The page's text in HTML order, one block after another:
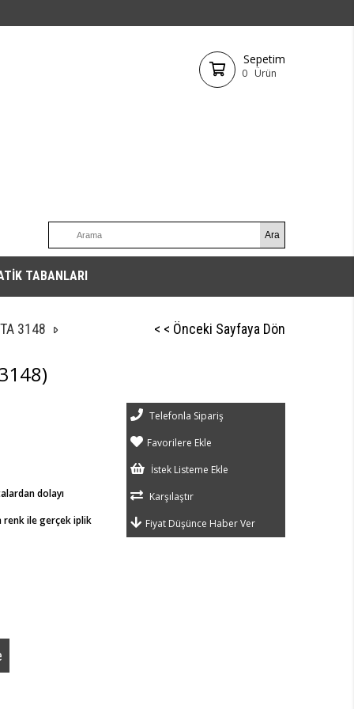
Sepetim
0 Ürün
TABANLARI
3148 < < Önceki Sayfaya Dön
dolayı
renk ile gerçek iplik
Telefonla Sipariş
Favorilere Ekle
İstek Listeme Ekle
Karşılaştır
Fiyat Düşünce Haber Ver